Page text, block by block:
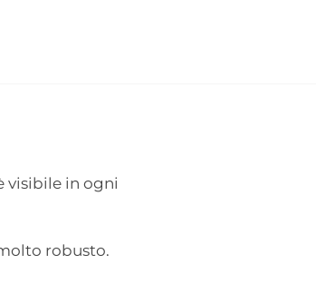
visibile in ogni
robusto.